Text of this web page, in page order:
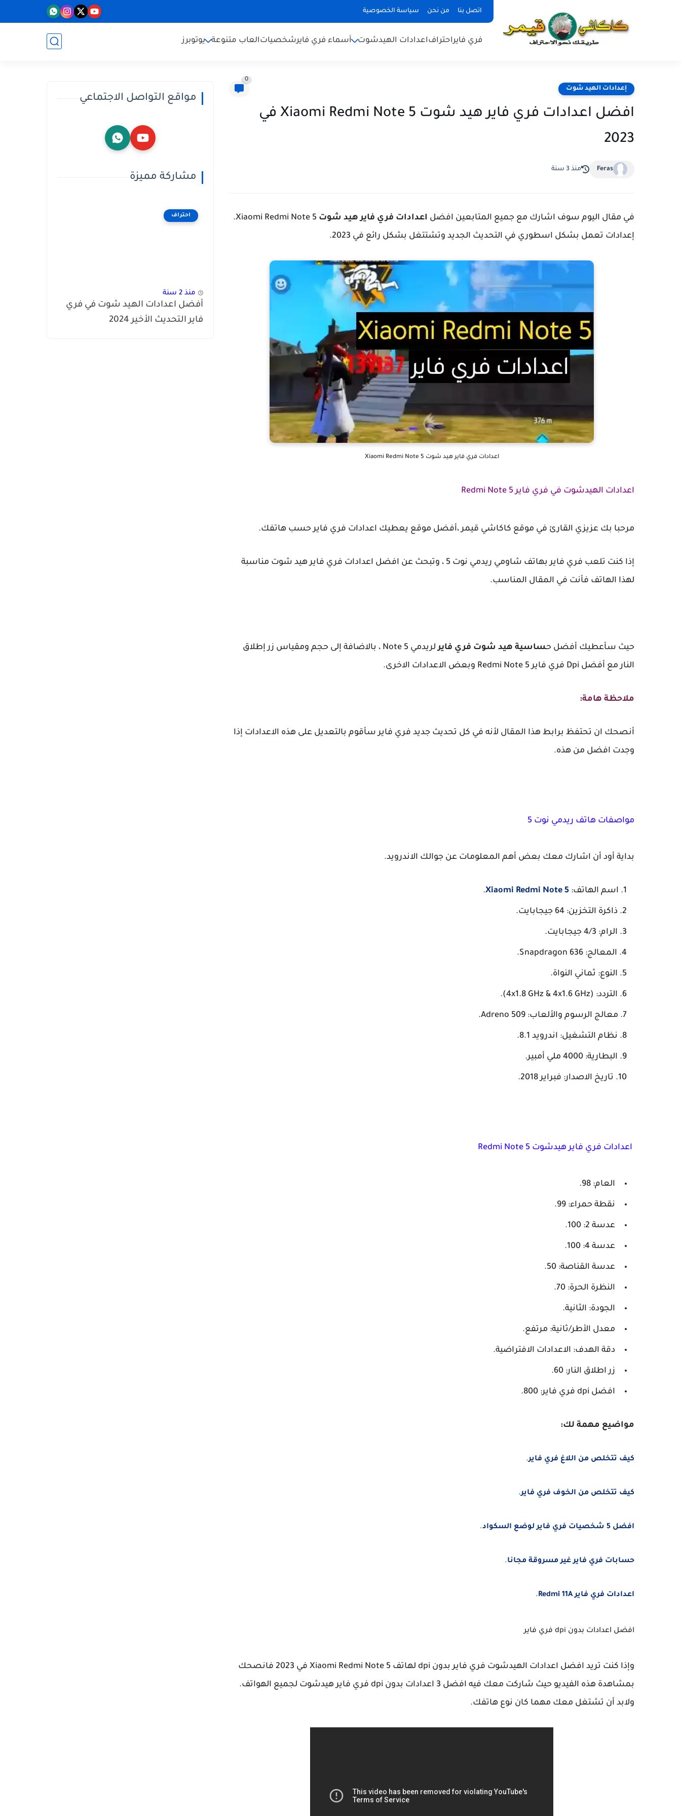
اتصل بنا من نحن سياسة الخصوصية
فري فايراحترافاعدادات الهيدشوت أسماء فري فايرشخصياتالعاب متنوعة يوتوبرز
إعدادات الهيد شوت
0
افضل اعدادات فري فاير هيد شوت Xiaomi Redmi Note 5 في
2023
Feras منذ 3 سنة
في مقال اليوم سوف اشارك مع جميع المتابعين افضل اعدادات فري فاير هيد شوت
Xiaomi Redmi Note 5.
إعدادات تعمل بشكل اسطوري في التحديث الجديد وتشتتغل بشكل رائع في 2023.
اعدادات فري فاير هيد شوت Xiaomi Redmi Note 5
اعدادات الهيدشوت في فري فاير Redmi Note 5
مرحبا بك عزيزي القارئ في موقع كاكاشي قيمر ،أفضل موقع يعطيك اعدادات فري فاير حسب هاتفك.
إذا كنت تلعب فري فاير بهاتف شاومي ريدمي نوت 5 ، وتبحث عن افضل اعدادات فري فاير هيد شوت مناسبة
لهذا الهاتف فأنت في المقال المناسب.
حيث سأعطيك أفضل حساسية هيد شوت فري فاير
لريدمي Note 5 ، بالاضافة إلى حجم ومقياس زر إطلاق
النار مع أفضل Dpi فري فاير Redmi Note 5 وبعض الاعدادات الاخرى.
ملاحظة هامة:
أنصحك ان تحتفظ برابط هذا المقال لأنه في كل تحديث جديد فري فاير سأقوم بالتعديل على هذه الاعدادات إذا
وجدت افضل من هذه.
مواصفات هاتف ريدمي نوت 5
بداية أود أن اشارك معك بعض أهم المعلومات عن جوالك الاندرويد.
اسم الهاتف: Xiaomi Redmi Note 5
.
ذاكرة التخزين: 64 جيجابايت.
الرام: 4/3 جيجابايت.
المعالج: Snapdragon 636.
النوع: ثماني النواة.
التردد: (4x1.8 GHz & 4x1.6 GHz).
معالج الرسوم والألعاب: Adreno 509.
نظام التشغيل: اندرويد 8.1.
البطارية: 4000 ملي أمبير.
تاريخ الاصدار: فبراير 2018.
اعدادات فري فاير هيدشوت Redmi Note 5
العام: 98.
نقطة حمراء: 99.
عدسة 2: 100.
عدسة 4: 100.
عدسة القناصة: 50.
النظرة الحرة: 70.
الجودة: الثانية.
معدل الأطر/ثانية: مرتفع.
دقة الهدف: الاعدادات الافتراضية.
زر اطلاق النار: 60.
افضل dpi فري فاير: 800.
مواضيع مهمة لك:
كيف تتخلص من اللاغ فري فاير.
كيف تتخلص من الخوف فري فاير.
افضل 5 شخصيات فري فاير لوضع السكواد .
حسابات فري فاير غير مسروقة مجانا.
اعدادات فري فاير Redmi 11A .
افضل اعدادات بدون dpi فري فاير
وإذا كنت تريد افضل اعدادات الهيدشوت فري فاير بدون dpi لهاتف Xiaomi Redmi Note 5 في 2023 فانصحك
بمشاهدة هذه الفيديو حيث شاركت معك فيه افضل 3 اعدادات بدون dpi فري فاير
هيدشوت لجميع الهواتف.
ولابد أن تشتغل معك مهما كان نوع هاتفك.
مواقع التواصل الاجتماعي
مشاركة مميزة
احتراف
منذ 2 سنة
أفضل اعدادات الهيد شوت في فري
فاير التحديث الأخير 2024